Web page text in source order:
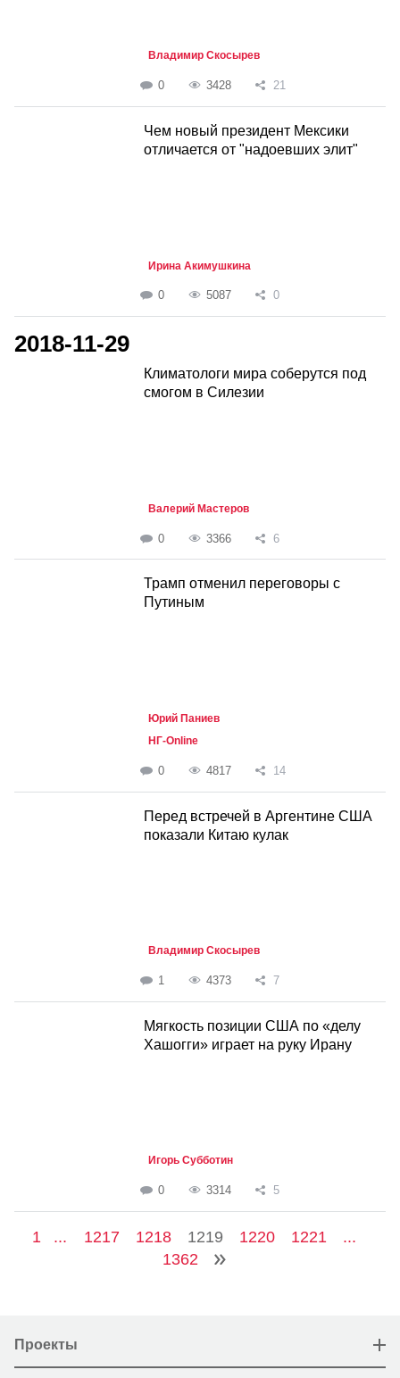
Владимир Скосырев
0 3428 21
Чем новый президент Мексики
отличается от "надоевших элит"
Ирина Акимушкина
0 5087 0
2018-11-29
Климатологи мира соберутся под
смогом в Силезии
Валерий Мастеров
0 3366 6
Трамп отменил переговоры с
Путиным
Юрий Паниев
НГ-Online
0 4817 14
Перед встречей в Аргентине США
показали Китаю кулак
Владимир Скосырев
1 4373 7
Мягкость позиции США по «делу
Хашогги» играет на руку Ирану
Игорь Субботин
0 3314 5
1 ... 1217 1218 1219 1220 1221
...
1362
Проекты